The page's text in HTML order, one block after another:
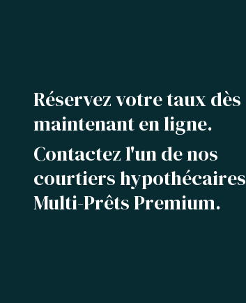
Réservez votre taux dès
maintenant en ligne.
Contactez l'un de nos
courtiers hypothécaires
Multi-Prêts Premium.